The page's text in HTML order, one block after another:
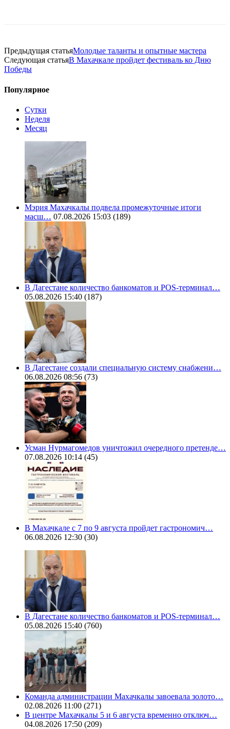
Предыдущая статьяМолодые таланты и опытные мастера
Следующая статьяВ Махачкале пройдет фестиваль ко Дню
Победы
Популярное
Сутки
Неделя
Месяц
Мэрия Махачкалы подвела промежуточные итоги
масш… 07.08.2026 15:03 (189)
В Дагестане количество банкоматов и POS-терминал…
05.08.2026 15:40 (187)
В Дагестане создали специальную систему снабжени…
06.08.2026 08:56 (73)
Усман Нурмагомедов уничтожил очередного претенде…
07.08.2026 10:14 (45)
В Махачкале с 7 по 9 августа пройдет гастрономич…
06.08.2026 12:30 (30)
В Дагестане количество банкоматов и POS-терминал…
05.08.2026 15:40 (760)
Команда администрации Махачкалы завоевала золото…
02.08.2026 11:00 (271)
В центре Махачкалы 5 и 6 августа временно отключ…
04.08.2026 17:50 (209)